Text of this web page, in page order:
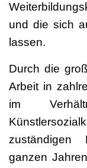
und die sich
lassen.
Durch die
Arbeit in
im
zuständigen
ganzen